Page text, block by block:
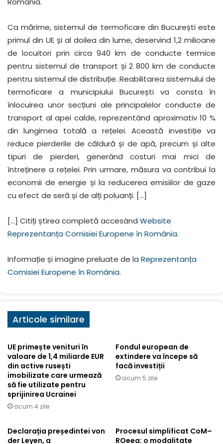
Ca mărime, sistemul de termoficare din București este
primul din UE și al doilea din lume, deservind 1,2 milioane
de locuitori prin circa 940 km de conducte termice
pentru sistemul de transport și 2 800 km de conducte
pentru sistemul de distribuție. Reabilitarea sistemului de
termoficare a municipiului București va consta în
înlocuirea unor secțiuni ale principalelor conducte de
transport al apei calde, reprezentând aproximativ 10 %
din lungimea totală a rețelei. Această investiție va
reduce pierderile de căldură și de apă, precum și alte
tipuri de pierderi, generând costuri mai mici de
întreținere a rețelei. Prin urmare, măsura va contribui la
economii de energie și la reducerea emisiilor de gaze
cu efect de seră și de alți poluanți. […]
[…] Citiți știrea completă accesând Website
Reprezentanța Comisiei Europene în România.
Informație și imagine preluate de la Reprezentanța
Comisiei Europene în România.
Articole similare
UE primește venituri în
valoare de 1,4 miliarde EUR
din active rusești
imobilizate care urmează
să fie utilizate pentru
sprijinirea Ucrainei
acum 4 zile
Fondul european de
extindere va începe să
facă investiții
acum 5 zile
Declarația președintei von
der Leyen, a
Procesul simplificat CoM–
ROeea: o modalitate